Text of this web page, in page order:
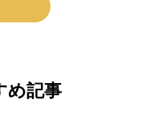
め記事